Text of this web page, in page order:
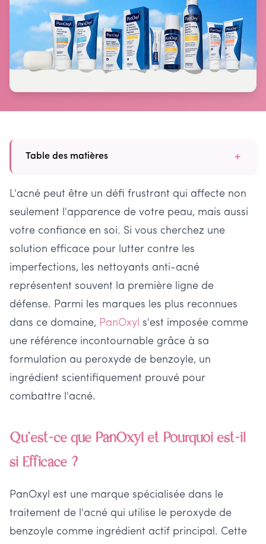
Table des matières +
L'acné peut être un défi frustrant qui affecte non
seulement l'apparence de votre peau, mais aussi
votre confiance en soi. Si vous cherchez une
solution efficace pour lutter contre les
imperfections, les nettoyants anti-acné
représentent souvent la première ligne de
défense. Parmi les marques les plus reconnues
dans ce domaine, PanOxyl s'est imposée comme
une référence incontournable grâce à sa
formulation au peroxyde de benzoyle, un
ingrédient scientifiquement prouvé pour
combattre l'acné.
Qu'est-ce que PanOxyl et Pourquoi est-il
si Efficace ?
PanOxyl est une marque spécialisée dans le
traitement de l'acné qui utilise le peroxyde de
benzoyle comme ingrédient actif principal. Cette